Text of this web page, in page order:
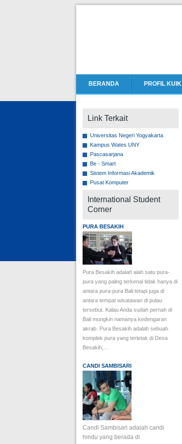
BERANDA PROFIL KUIK
Link Terkait
Universitas Negeri Yogyakarta
Kampus Wates UNY
Pascasarjana
Be - Smart
Sistem Informasi Akademik
Pusat Komputer
International Student
Corner
PURA BESAKIH
Pura Besakih adalah alah satu pura-
pura yang paling terkenal tidak hanya di
antara pura-pura Bali tetapi juga di
antara tempat wisatawan di pulau
tersebut. Kalau Anda sudah pernah di
Bali mungkin namanya kedengaran
akrab. Pura Besakih adalah sebuah
komplek pura yang terletak di Desa
Besakih,...
CANDI SAMBISARI
Candi Sambisari adalah candi
hindu yang berada di